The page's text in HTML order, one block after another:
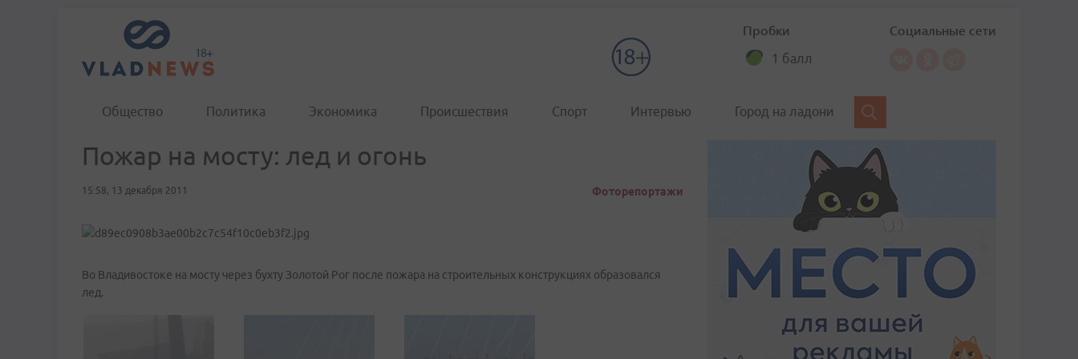
Пробки
1 балл
Социальные сети
Общество Политика Экономика Происшествия Спорт Интервью Город на ладони
Пожар на мосту: лед и огонь
15:58, 13 декабря 2011 Фоторепортажи
Во Владивостоке на мосту через бухту Золотой Рог после пожара на строительных конструкциях образовался
лед.